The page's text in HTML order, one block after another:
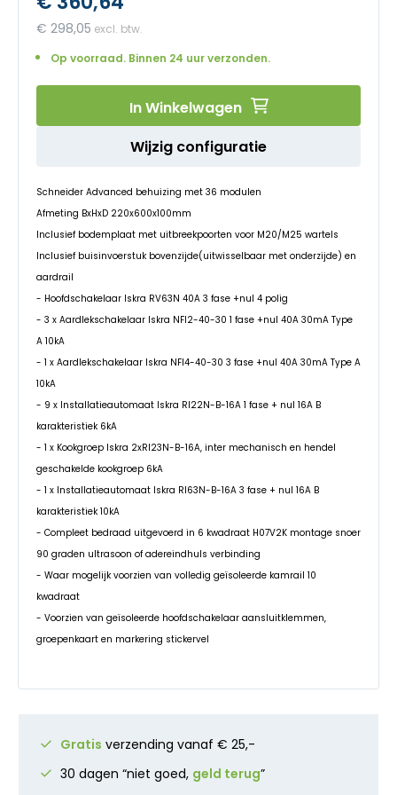
€ 298,05
Op voorraad. Binnen 24 uur verzonden.
Wijzig configuratie
In Winkelwagen
Schneider Advanced behuizing met 36 modulen
Afmeting BxHxD 220x600x100mm
Inclusief bodemplaat met uitbreekpoorten voor M20/M25 wartels
Inclusief buisinvoerstuk bovenzijde(uitwisselbaar met onderzijde) en
aardrail
- Hoofdschakelaar Iskra RV63N 40A 3 fase +nul 4 polig
- 3 x Aardlekschakelaar Iskra NFI2-40-30 1 fase +nul 40A 30mA Type
A 10kA
- 1 x Aardlekschakelaar Iskra NFI4-40-30 3 fase +nul 40A 30mA Type A
10kA
- 9 x Installatieautomaat Iskra RI22N-B-16A 1 fase + nul 16A B
karakteristiek 6kA
- 1 x Kookgroep Iskra 2xRI23N-B-16A, inter mechanisch en hendel
geschakelde kookgroep 6kA
- 1 x Installatieautomaat Iskra RI63N-B-16A 3 fase + nul 16A B
karakteristiek 10kA
- Compleet bedraad uitgevoerd in 6 kwadraat H07V2K montage snoer
90 graden ultrasoon of adereindhuls verbinding
- Waar mogelijk voorzien van volledig geïsoleerde kamrail 10
kwadraat
- Voorzien van geïsoleerde hoofdschakelaar aansluitklemmen,
groepenkaart en markering stickervel
Gratis verzending vanaf € 25,-
30 dagen “niet goed, geld terug”
afbeeldingen-